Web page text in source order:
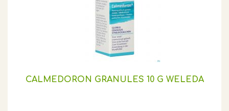
CALMEDORON GRANULES 10 G WELEDA